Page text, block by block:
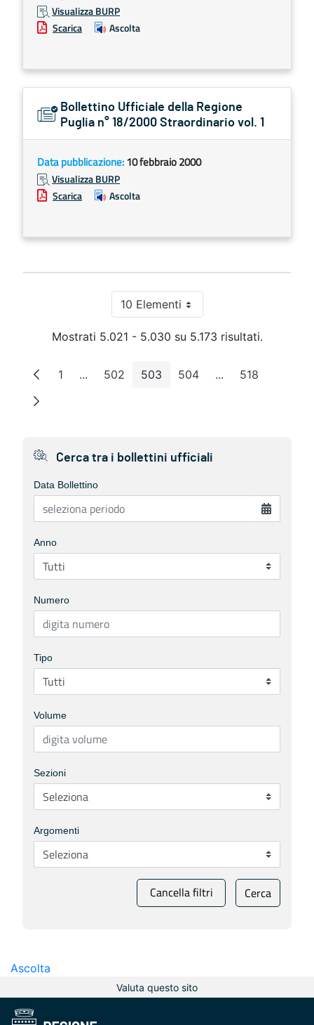
Visualizza BURP
Scarica
Ascolta
Bollettino Ufficiale della Regione
Puglia n° 18/2000 Straordinario vol. 1
Data pubblicazione:10 febbraio 2000
Visualizza BURP
Scarica
Ascolta
10 ElementiPer pagina
Mostrati 5.021 - 5.030 su 5.173 risultati.
Pagina
1 ...Pagine intermedie
Pagina
502 Pagina
503 Pagina
504 ...Pagine intermedie
Pagina
518
Cerca tra i bollettini ufficiali
Data Bollettino
Anno
Numero
Tipo
Volume
Sezioni
Argomenti
Cancella filtri Cerca
Ascolta
Valuta questo sito